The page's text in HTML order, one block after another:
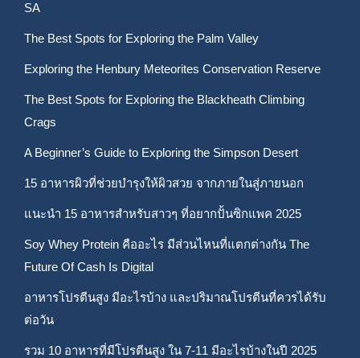
SA
The Best Spots for Exploring the Palm Valley
Exploring the Henbury Meteorites Conservation Reserve
The Best Spots for Exploring the Blackheath Climbing
Crags
A Beginner’s Guide to Exploring the Simpson Desert
15 อาหารผิวที่ช่วยบำรุงให้ผิวสวย จากภายในสู่ภายนอก
แนะนำ 15 อาหารสำหรับสาวๆ ที่อยากปั้นซิกแพค 2025
Soy Whey Protein คืออะไร มีส่วนไหนที่แตกต่างกัน The
Future Of Cash Is Digital
อาหารโปรตีนสูง มีอะไรบ้าง และปริมาณโปรตีนที่ควรได้รับ
ต่อวัน
รวม 10 อาหารที่มีโปรตีนสูง ใน 7-11 มีอะไรบ้างในปี 2025